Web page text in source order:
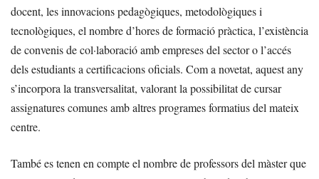
docent, les innovacions pedagògiques, metodològiques i
tecnològiques, el nombre d’hores de formació pràctica, l’existència
de convenis de col·laboració amb empreses del sector o l’accés
dels estudiants a certificacions oficials. Com a novetat, aquest any
s’incorpora la transversalitat, valorant la possibilitat de cursar
assignatures comunes amb altres programes formatius del mateix
centre.
També es tenen en compte el nombre de professors del màster que